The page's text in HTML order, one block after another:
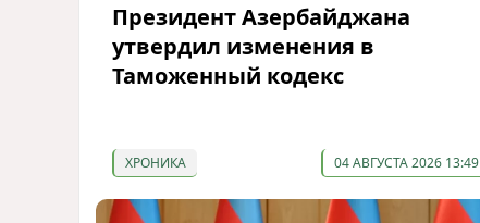
Президент Азербайджана
утвердил изменения в
Таможенный кодекс
ХРОНИКА 04 АВГУСТА 2026 13:49